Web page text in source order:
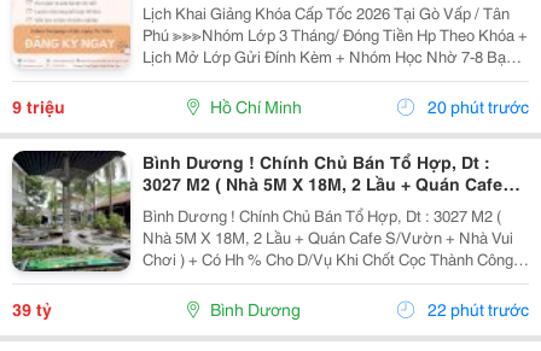
Lịch Khai Giảng Khóa Cấp Tốc 2026 Tại Gò Vấp / Tân
Phú ≫≫≫Nhóm Lớp 3 Tháng/ Đóng Tiền Hp Theo Khóa +
Lịch Mở Lớp Gửi Đính Kèm + Nhóm Học Nhờ 7-8 Bạn/
Lớp + Giáo Trình Ielts Có Band Điểm Lộ Trình, Sách
Nước Ngoài Bám Sát + Chia Đều 4 Kỹ...
9 triệu Hồ Chí Minh 20 phút trước
Bình Dương ! Chính Chủ Bán Tổ Hợp, Dt :
3027 M2 ( Nhà 5M X 18M, 2 Lầu + Quán Cafe
S/Vườn + Nhà Vui Chơi ) Tel : - ( Chính Chủ )
Bình Dương ! Chính Chủ Bán Tổ Hợp, Dt : 3027 M2 (
Nhà 5M X 18M, 2 Lầu + Quán Cafe S/Vườn + Nhà Vui
Chơi ) + Có Hh % Cho D/Vụ Khi Chốt Cọc Thành Công .
D Giá Bán Toàn Bộ : 39 Tỷ ( Tl ) Trong Đó Thổ Cư 800 M2
. D/C : 25 Trần Quang Diệu , Phú...
39 tỷ Bình Dương 22 phút trước